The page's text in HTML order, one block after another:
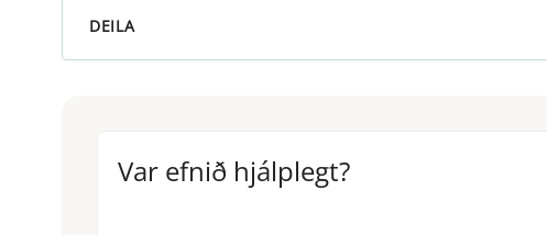
DEILA
Var efnið hjálplegt?
Var efnið hjálplegt?